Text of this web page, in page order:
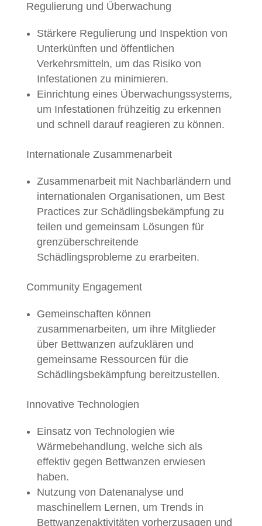
Regulierung und Überwachung
Stärkere Regulierung und Inspektion von
Unterkünften und öffentlichen
Verkehrsmitteln, um das Risiko von
Infestationen zu minimieren.
Einrichtung eines Überwachungssystems,
um Infestationen frühzeitig zu erkennen
und schnell darauf reagieren zu können.
Internationale Zusammenarbeit
Zusammenarbeit mit Nachbarländern und
internationalen Organisationen, um Best
Practices zur Schädlingsbekämpfung zu
teilen und gemeinsam Lösungen für
grenzüberschreitende
Schädlingsprobleme zu erarbeiten.
Community Engagement
Gemeinschaften können
zusammenarbeiten, um ihre Mitglieder
über Bettwanzen aufzuklären und
gemeinsame Ressourcen für die
Schädlingsbekämpfung bereitzustellen.
Innovative Technologien
Einsatz von Technologien wie
Wärmebehandlung, welche sich als
effektiv gegen Bettwanzen erwiesen
haben.
Nutzung von Datenanalyse und
maschinellem Lernen, um Trends in
Bettwanzenaktivitäten vorherzusagen und